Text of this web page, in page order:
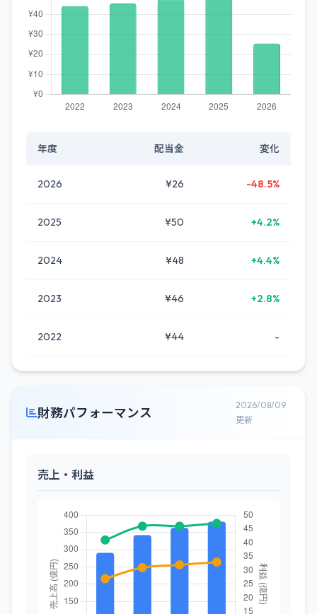
年度 配当金 変化
2026 ¥26 -48.5%
2025 ¥50 +4.2%
2024 ¥48 +4.4%
2023 ¥46 +2.8%
2022 ¥44 -
財務パフォーマンス
2026/08/09
更新
売上・利益